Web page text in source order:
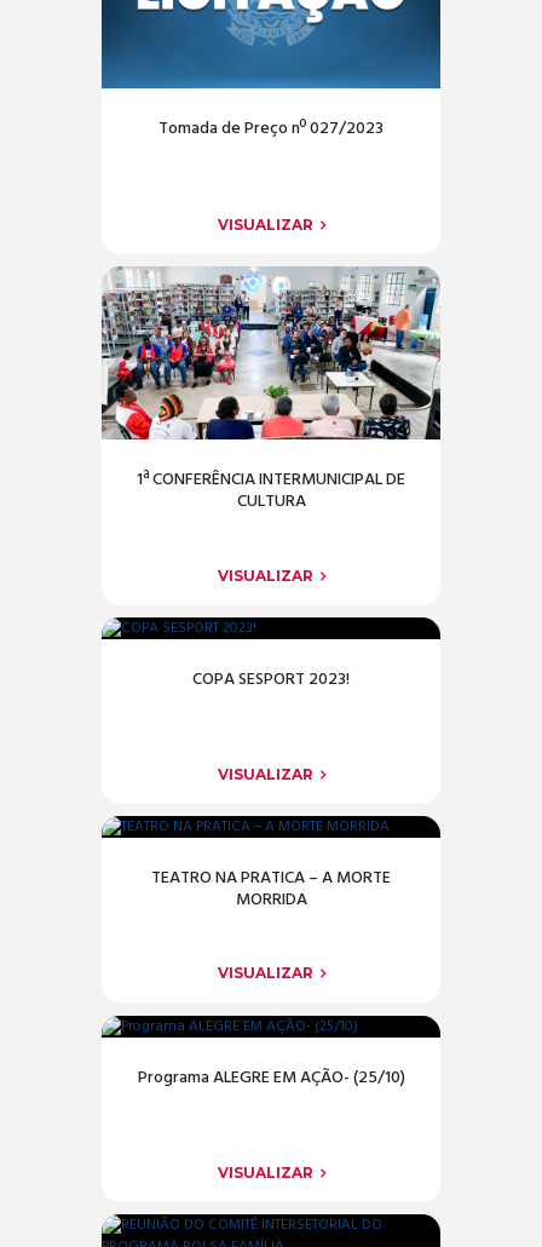
Tomada de Preço nº 027/2023
VISUALIZAR
1ª CONFERÊNCIA INTERMUNICIPAL DE
CULTURA
VISUALIZAR
COPA SESPORT 2023!
VISUALIZAR
TEATRO NA PRATICA – A MORTE
MORRIDA
VISUALIZAR
Programa ALEGRE EM AÇÃO- (25/10)
VISUALIZAR